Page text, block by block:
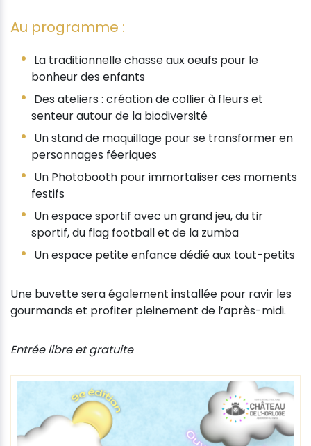
Au programme :
La traditionnelle chasse aux oeufs pour le
bonheur des enfants
Des ateliers : création de collier à fleurs et
senteur autour de la biodiversité
Un stand de maquillage pour se transformer en
personnages féeriques
Un Photobooth pour immortaliser ces moments
festifs
Un espace sportif avec un grand jeu, du tir
sportif, du flag football et de la zumba
Un espace petite enfance dédié aux tout-petits
Une buvette sera également installée pour ravir les
gourmands et profiter pleinement de l’après-midi.
Entrée libre et gratuite